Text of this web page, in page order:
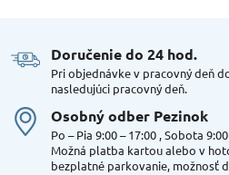
Doručenie do 24 hod​.
Pri objednávke v pracovný deň
nasledujúci pracovný deň.
Osobný odber Pezinok
Po – Pia 9:00 – 17:00 , Sobota
Možná platba kartou alebo v
bezplatné parkovanie, možnosť